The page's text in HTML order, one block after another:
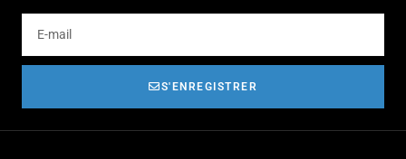
S'ENREGISTRER